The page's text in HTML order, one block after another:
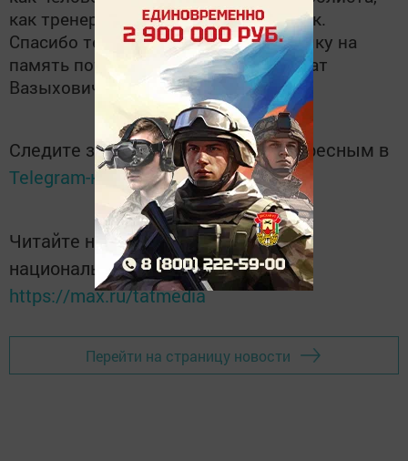
как тренера. Замечательный человек.
Спасибо тем, кто оставил его частичку на
память потомкам, – поделился Марат
Вазыхович.
Следите за самым важным и интересным в
Telegram-канале Татмедиа
Читайте новости Татарстана в
национальном мессенджере MАХ:
https://max.ru/tatmedia
Перейти на страницу новости